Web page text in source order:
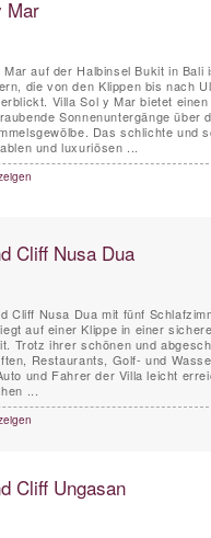
Mar
Mar auf der Halbinsel Bukit in
die von den Klippen bis nach
Villa Sol y Mar bietet
Sonnenuntergänge
schicke Design der Villa Sol y Mar bietet
und luxuriösen ...
Cliff Nusa Dua
Cliff Nusa Dua mit fünf
auf einer Klippe in einer
Trotz ihrer schönen und
Restaurants, Golf- und
und Fahrer der Villa leicht
...
Cliff Ungasan